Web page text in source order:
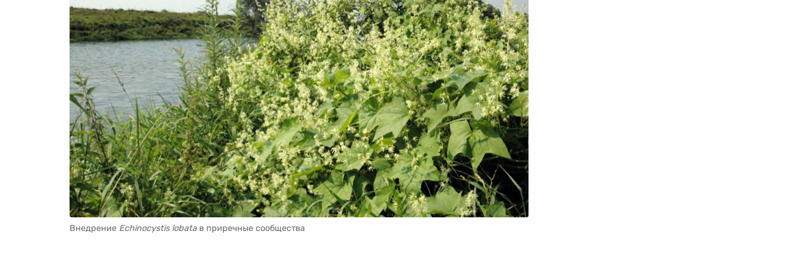
Внедрение Echinocystis lobataв приречные сообщества